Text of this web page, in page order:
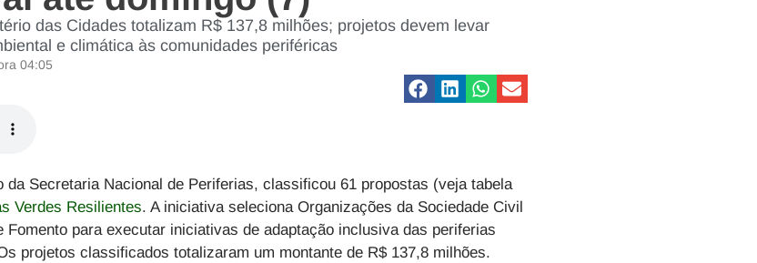
das Cidades totalizam R$ 137,8 milhões; projetos devem levar
e climática às comunidades periféricas
04:05
da Secretaria Nacional de Periferias, classificou 61 propostas (veja tabela
Verdes Resilientes. A iniciativa seleciona Organizações da Sociedade Civil
Fomento para executar iniciativas de adaptação inclusiva das periferias
projetos classificados totalizaram um montante de R$ 137,8 milhões.